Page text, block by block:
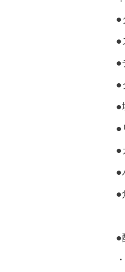
●
●
●
●
●
●
●
●
●
●